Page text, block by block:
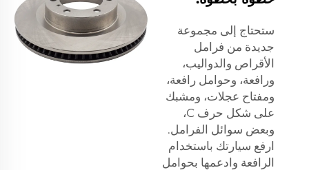
ستحتاج إلى مجموعة
جديدة من فرامل
الأقراص والدواليب،
ورافعة، وحوامل رافعة،
ومفتاح عجلات، ومشبك
على شكل حرف C،
وبعض سوائل الفرامل.
ارفع سيارتك باستخدام
الرافعة وادعمها بحوامل